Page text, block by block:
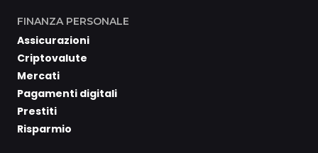
FINANZA PERSONALE
Assicurazioni
Criptovalute
Mercati
Pagamenti digitali
Prestiti
Risparmio